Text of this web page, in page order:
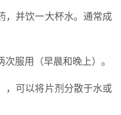
并饮一大杯水。通常成
服用（早晨和晚上）。
可以将片剂分散于水或